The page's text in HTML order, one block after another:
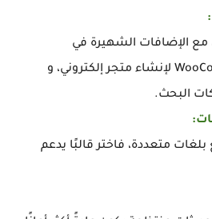
مع الإضافات الشهيرة في
ووردبريس مثل WooCommerce لإنشاء متجر إلكتروني، و
متعددة، فاختر قالبًا يدعم